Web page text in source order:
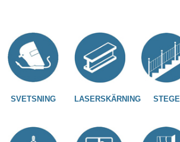
SVETSNING LASERSKÄRNING STEGE